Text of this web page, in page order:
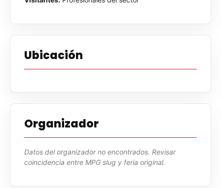
Ubicación
Organizador
Datos del organizador no encontrados. Revisar
coincidencia entre MPG slug y feria original.